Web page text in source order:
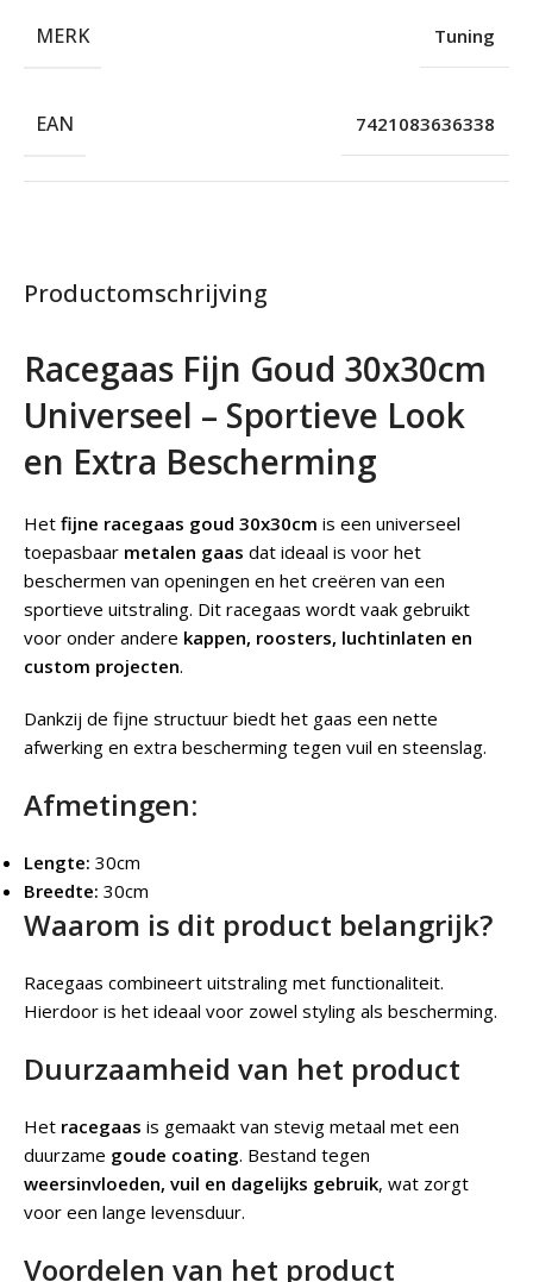
Productomschrijving
Racegaas Fijn Goud 30x30cm
Universeel – Sportieve Look
en Extra Bescherming
Het fijne racegaas goud 30x30cm is een universeel
toepasbaar metalen gaas dat ideaal is voor het
beschermen van openingen en het creëren van een
sportieve uitstraling. Dit racegaas wordt vaak gebruikt
voor onder andere kappen, roosters, luchtinlaten en
custom projecten.
Dankzij de fijne structuur biedt het gaas een nette
afwerking en extra bescherming tegen vuil en steenslag.
Afmetingen:
Lengte: 30cm
Breedte: 30cm
Waarom is dit product belangrijk?
Racegaas combineert uitstraling met functionaliteit.
Hierdoor is het ideaal voor zowel styling als bescherming.
Duurzaamheid van het product
Het racegaas is gemaakt van stevig metaal met een
duurzame goude coating. Bestand tegen
weersinvloeden, vuil en dagelijks gebruik, wat zorgt
voor een lange levensduur.
Voordelen van het product
MERK Tuning
EAN 7421083636338